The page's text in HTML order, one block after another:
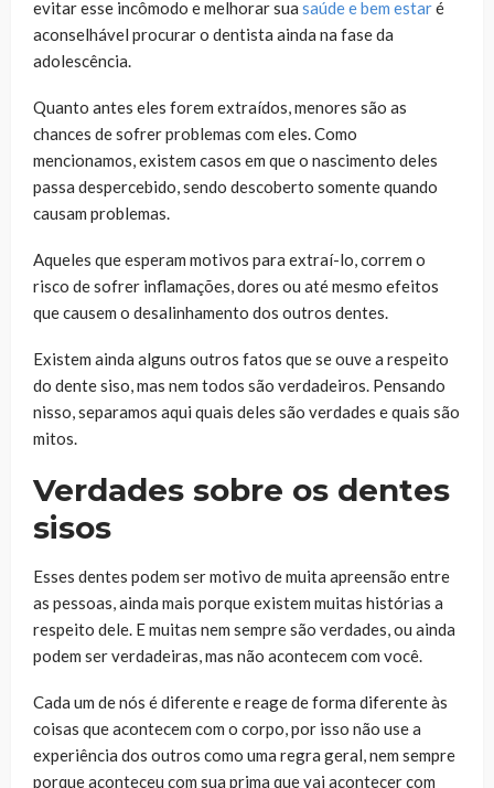
evitar esse incômodo e melhorar sua saúde e bem estaré
aconselhável procurar o dentista ainda na fase da
adolescência.
Quanto antes eles forem extraídos, menores são as
chances de sofrer problemas com eles. Como
mencionamos, existem casos em que o nascimento deles
passa despercebido, sendo descoberto somente quando
causam problemas.
Aqueles que esperam motivos para extraí-lo, correm o
risco de sofrer inflamações, dores ou até mesmo efeitos
que causem o desalinhamento dos outros dentes.
Existem ainda alguns outros fatos que se ouve a respeito
do dente siso, mas nem todos são verdadeiros. Pensando
nisso, separamos aqui quais deles são verdades e quais são
mitos.
Verdades sobre os dentes
sisos
Esses dentes podem ser motivo de muita apreensão entre
as pessoas, ainda mais porque existem muitas histórias a
respeito dele. E muitas nem sempre são verdades, ou ainda
podem ser verdadeiras, mas não acontecem com você.
Cada um de nós é diferente e reage de forma diferente às
coisas que acontecem com o corpo, por isso não use a
experiência dos outros como uma regra geral, nem sempre
porque aconteceu com sua prima que vai acontecer com